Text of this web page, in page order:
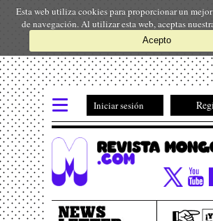
Esta web utiliza cookies para proporcionar un
de navegación. Al utilizar esta web, aceptas
Acepto
Iniciar sesión